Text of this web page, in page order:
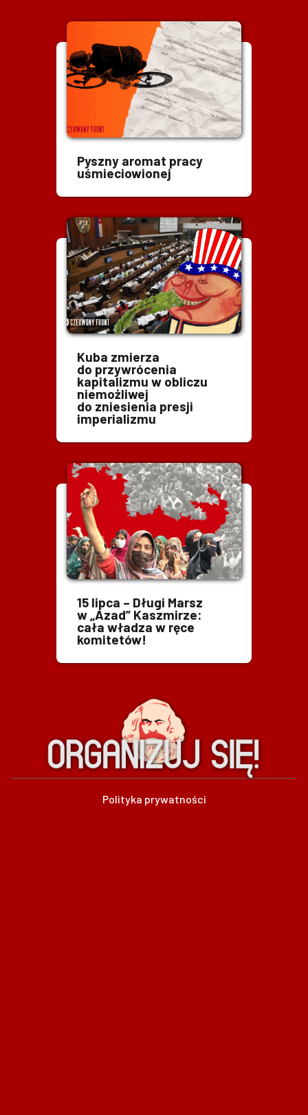
Pyszny aromat pracy
uśmieciowionej
Kuba zmierza
do przywrócenia
kapitalizmu w obliczu
niemożliwej
do zniesienia presji
imperializmu
15 lipca – Długi Marsz
w „Azad” Kaszmirze:
cała władza w ręce
komitetów!
Polityka prywatności